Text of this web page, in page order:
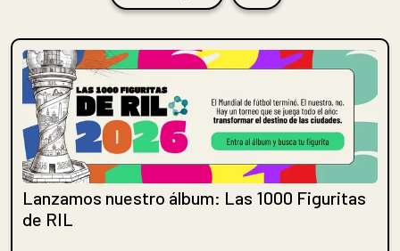
Lanzamos nuestro álbum: Las 1000 Figuritas
de RIL